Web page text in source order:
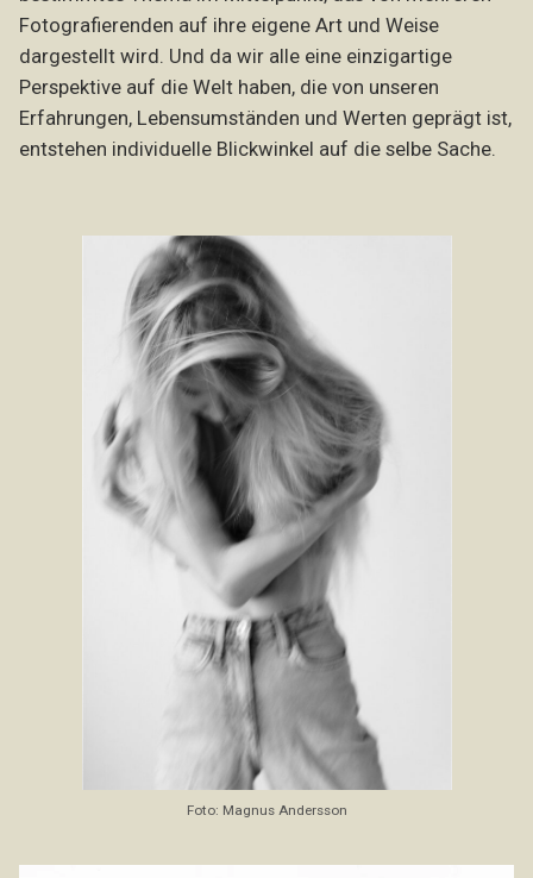
Fotografierenden auf ihre eigene Art und Weise
dargestellt wird. Und da wir alle eine einzigartige
Perspektive auf die Welt haben, die von unseren
Erfahrungen, Lebensumständen und Werten geprägt ist,
entstehen individuelle Blickwinkel auf die selbe Sache.
Foto: Magnus Andersson